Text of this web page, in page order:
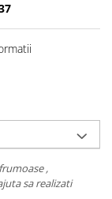
,
sa realizati